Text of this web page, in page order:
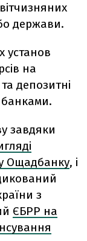
держави.
установ
на
депозитні
банками.
завдяки
Ощадбанку, і
з
ЄБРР на